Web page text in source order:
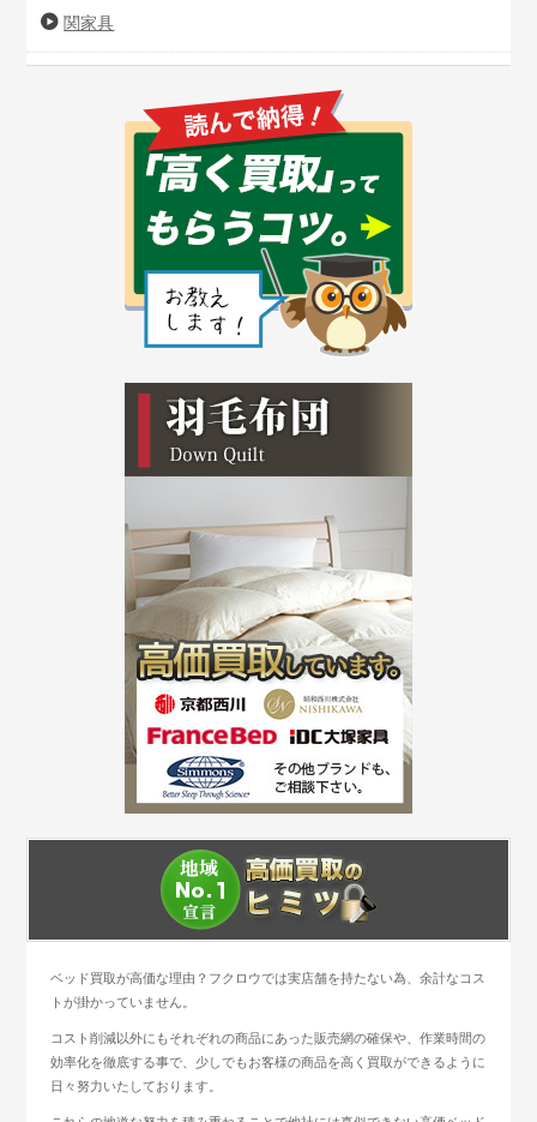
関家具
ベッド買取が高価な理由？フクロウでは実店舗を持たない為、余計なコス
トが掛かっていません。
コスト削減以外にもそれぞれの商品にあった販売網の確保や、作業時間の
効率化を徹底する事で、少しでもお客様の商品を高く買取ができるように
日々努力いたしております。